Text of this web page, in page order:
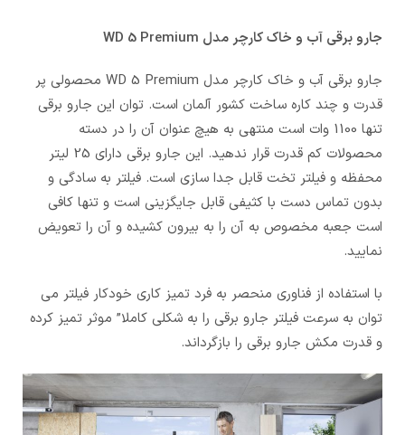
جارو برقی آب و خاک کارچر مدل WD 5 Premium
جارو برقی آب و خاک کارچر مدل WD 5 Premium محصولی پر
قدرت و چند کاره ساخت کشور آلمان است. توان این جارو برقی
تنها 1100 وات است منتهی به هیچ عنوان آن را در دسته
محصولات کم قدرت قرار ندهید. این جارو برقی دارای 25 لیتر
محفظه و فیلتر تخت قابل جدا سازی است. فیلتر به سادگی و
بدون تماس دست با کثیفی قابل جایگزینی است و تنها کافی
است جعبه مخصوص به آن را به بیرون کشیده و آن را تعویض
نمایید.
با استفاده از فناوری منحصر به فرد تمیز کاری خودکار فیلتر می
توان به سرعت فیلتر جارو برقی را به شکلی کاملا” موثر تمیز کرده
و قدرت مکش جارو برقی را بازگرداند.